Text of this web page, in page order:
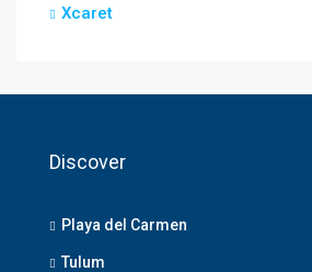
Xcaret
Discover
Playa del Carmen
Tulum